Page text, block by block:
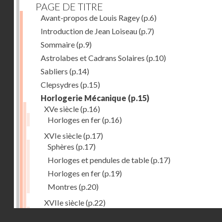
PAGE DE TITRE
Avant-propos de Louis Ragey(p.6)
Introduction de Jean Loiseau(p.7)
Sommaire(p.9)
Astrolabes et Cadrans Solaires (p.10)
Sabliers (p.14)
Clepsydres (p.15)
Horlogerie Mécanique (p.15)
XVe siècle(p.16)
Horloges en fer(p.16)
XVIe siècle(p.17)
Sphères (p.17)
Horloges et pendules de table(p.17)
Horloges en fer(p.19)
Montres (p.20)
XVIIe siècle(p.22)